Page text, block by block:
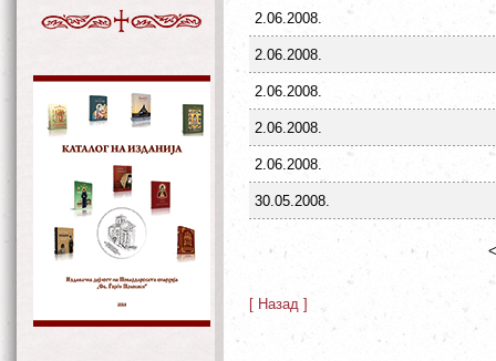
2.06.2008.
2.06.2008.
2.06.2008.
2.06.2008.
2.06.2008.
30.05.2008.
[ Назад ]